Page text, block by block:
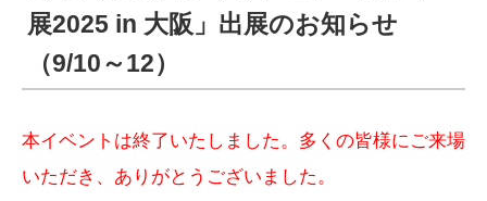
展2025 in 大阪」出展のお知らせ
（9/10～12）
本イベントは終了いたしました。多くの皆様にご来場
いただき、ありがとうございました。